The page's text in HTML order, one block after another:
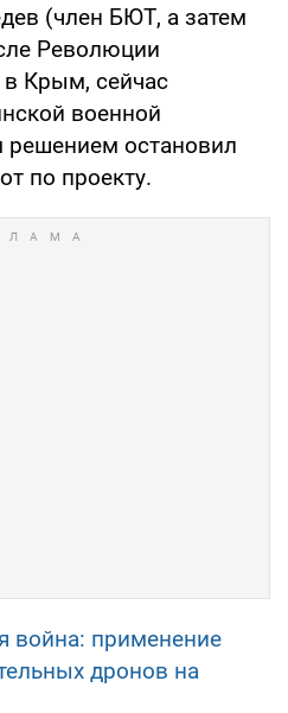
(член БЮТ, а затем
Революции
Крым, сейчас
военной
решением остановил
по проекту.
война: применение
дронов на